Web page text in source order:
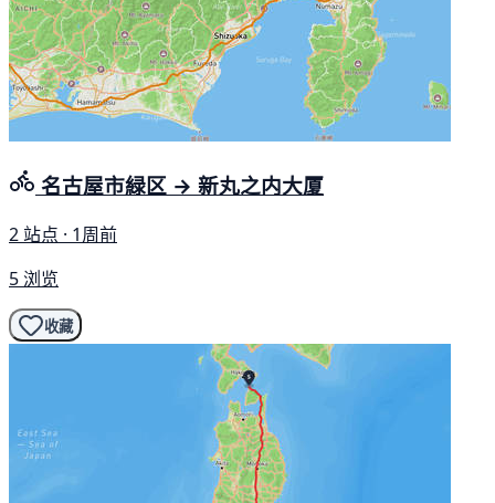
名古屋市緑区 → 新丸之内大厦
2 站点 · 1周前
5 浏览
收藏